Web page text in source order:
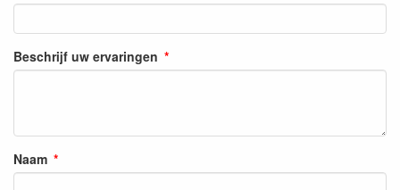
Beschrijf uw ervaringen
Naam